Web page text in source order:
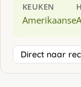
KEUKEN
Amerikaanse
Direct naar